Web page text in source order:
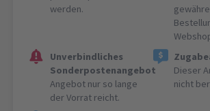
werden.
Unverbindliches
Sonderpostenangebot
Angebot nur so lange
der Vorrat reicht.
Dieser
nicht